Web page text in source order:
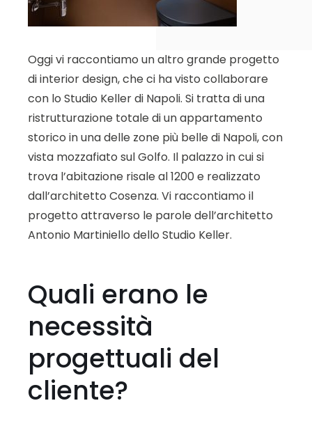
Oggi vi raccontiamo un altro grande progetto
di interior design, che ci ha visto collaborare
con lo Studio Keller di Napoli. Si tratta di una
ristrutturazione totale di un appartamento
storico in una delle zone più belle di Napoli, con
vista mozzafiato sul Golfo. Il palazzo in cui si
trova l’abitazione risale al 1200 e realizzato
dall’architetto Cosenza. Vi raccontiamo il
progetto attraverso le parole dell’architetto
Antonio Martiniello dello Studio Keller.
Quali erano le
necessità
progettuali del
cliente?